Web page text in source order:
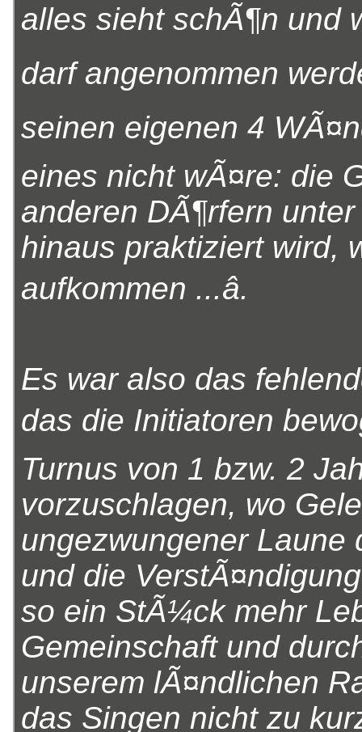
alles sieht schÃ¶n und
darf angenommen
seinen eigenen 4
eines nicht wÃ¤re: die
anderen DÃ¶rfern
hinaus praktiziert wird,
aufkommen ...â.
Es war also das
das die Initiatoren
Turnus von 1 bzw. 2
vorzuschlagen, wo
ungezwungener Laune
und die
so ein StÃ¼ck mehr
Gemeinschaft und
unserem lÃ¤ndlichen
das Singen nicht zu